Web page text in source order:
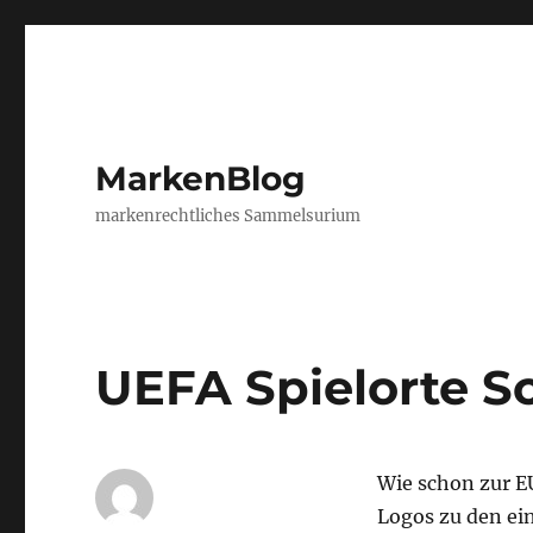
MarkenBlog
markenrechtliches Sammelsurium
UEFA Spielorte
Wie schon zur
Logos zu den